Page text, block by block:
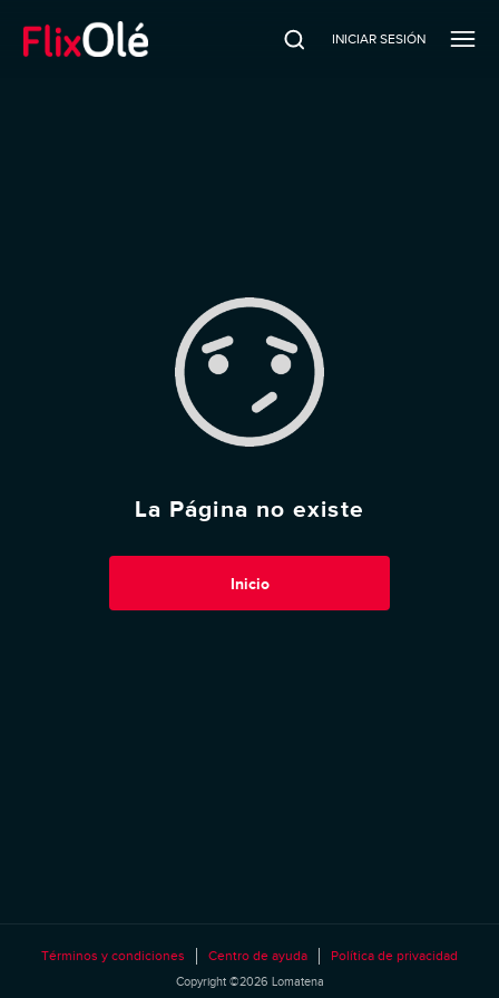
INICIAR SESIÓN
La Página no existe
Inicio
Términos y condiciones Centro de ayuda Política de privacidad
Copyright ©2026 Lomatena